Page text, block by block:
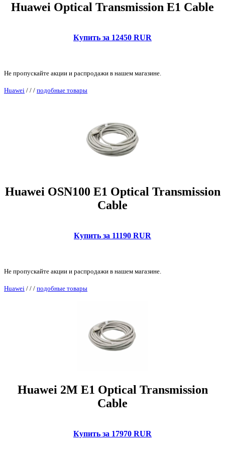
Huawei Optical Transmission E1 Cable
Купить за 12450 RUR
Не пропускайте акции и распродажи в нашем магазине.
Huawei / / / подобные товары
Huawei OSN100 E1 Optical Transmission
Cable
Купить за 11190 RUR
Не пропускайте акции и распродажи в нашем магазине.
Huawei / / / подобные товары
Huawei 2M E1 Optical Transmission
Cable
Купить за 17970 RUR